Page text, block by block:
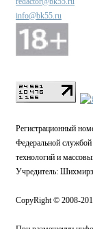
info@bk55.ru
Регистрационный
Федеральной
технологий и
Учредитель:
CopyRight © 2008-